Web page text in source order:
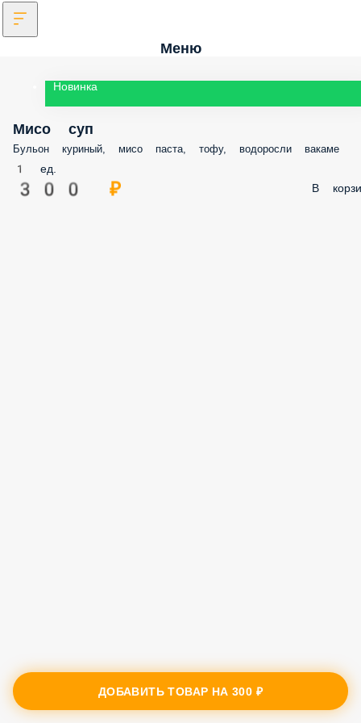
Меню
Новинка
Мисо суп
Бульон куриный, мисо паста, тофу, водоросли вакаме
1 ед.
300 ₽ В
ДОБАВИТЬ ТОВАР НА300 ₽